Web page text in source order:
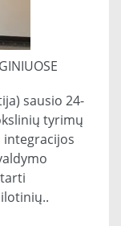
sausio 24-
tyrimų
integracijos